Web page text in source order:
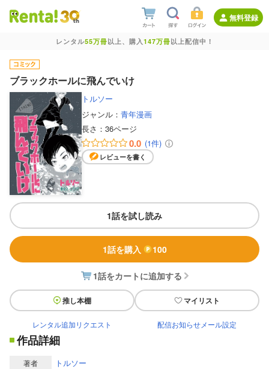
無料登録
レンタル55万冊以上、購入147万冊以上配信中！
ブラックホールに飛んでいけ
トルソー
ジャンル： 青年漫画
長さ： 36ページ
0.0 (1件)
レビューを書く
1話を試し読み
1話を購入 100
1話をカートに追加する
推し本棚 マイリスト
レンタル追加リクエスト 配信お知らせメール設定
作品詳細
著者 トルソー